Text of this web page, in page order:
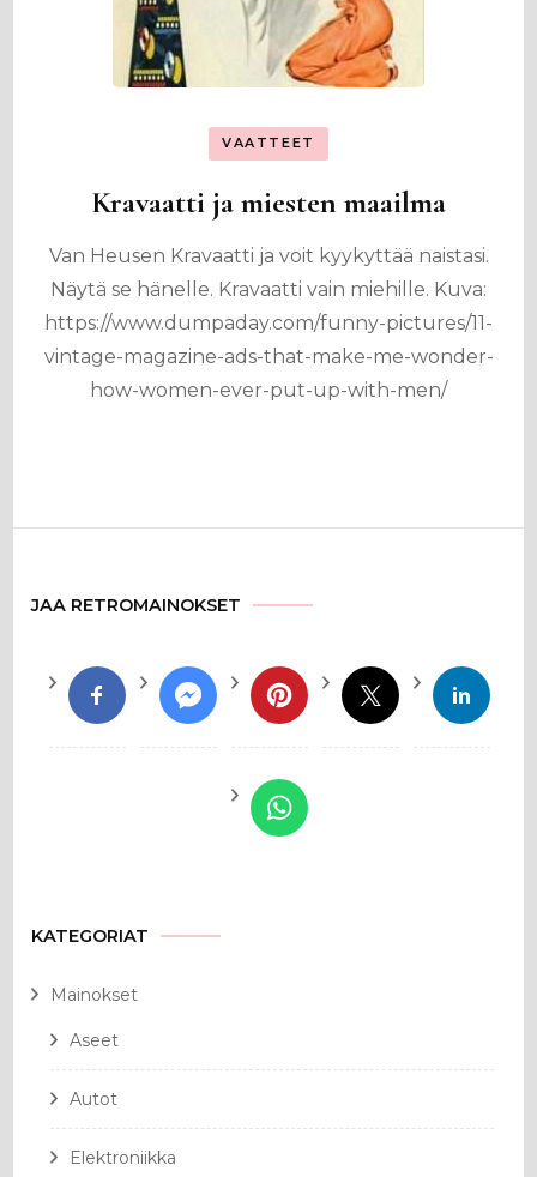
VAATTEET
Kravaatti ja miesten maailma
Van Heusen Kravaatti ja voit kyykyttää naistasi.
Näytä se hänelle. Kravaatti vain miehille. Kuva:
https://www.dumpaday.com/funny-pictures/11-
vintage-magazine-ads-that-make-me-wonder-
how-women-ever-put-up-with-men/
JAA RETROMAINOKSET
KATEGORIAT
Mainokset
Aseet
Autot
Elektroniikka